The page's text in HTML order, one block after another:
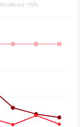
sur l'APL